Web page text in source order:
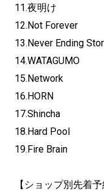
11.夜明け
12.Not Forever
13.Never Ending
14.WATAGUMO
15.Network
16.HORN
17.Shincha
18.Hard Pool
19.Fire Brain
【ショップ別先着